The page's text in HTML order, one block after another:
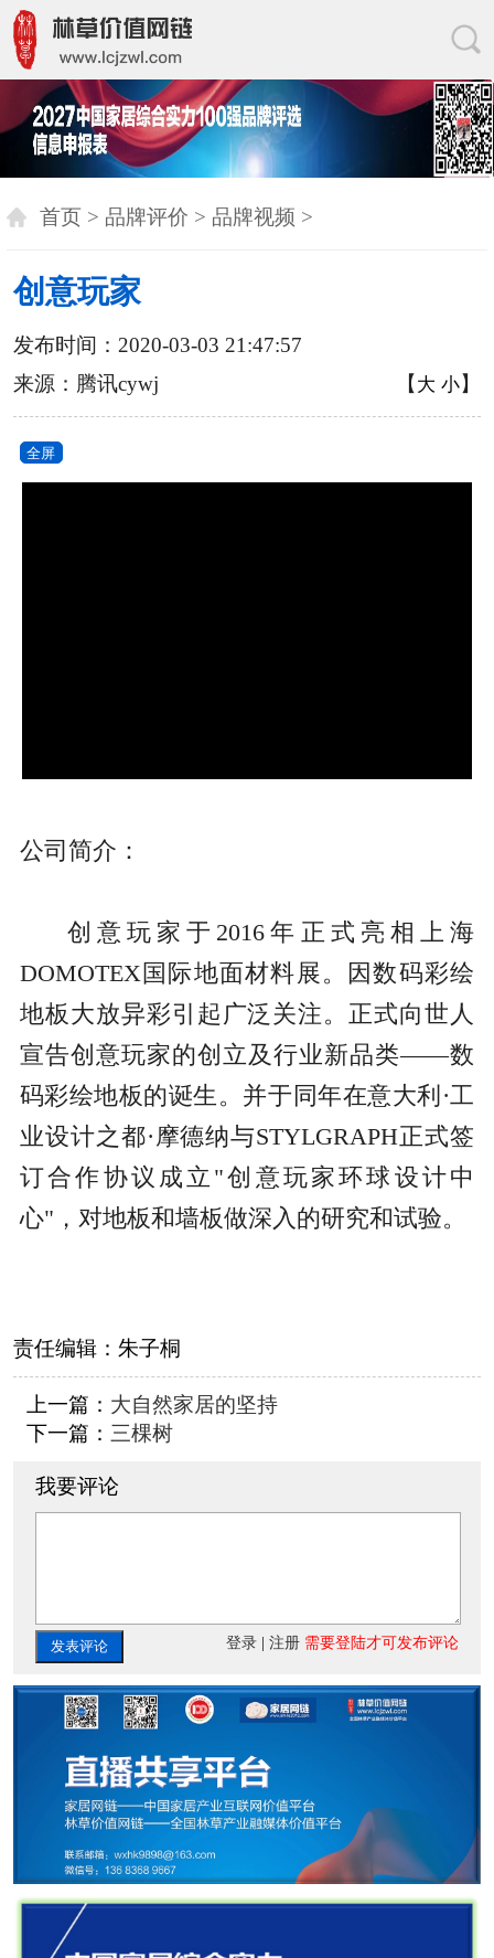
首页 > 品牌评价 > 品牌视频 >
创意玩家
发布时间：2020-03-03 21:47:57
来源：腾讯cywj
【 大 小】
全屏
公司简介：
创意玩家于2016年 正式亮相 上海
DOMOTEX国际地面材料展。因数码彩绘
地板大放异彩引起广泛关注。正式向世人
宣告创意玩家的创立及行业新品类——数
码彩绘地板的诞生。并于同年在意大利·工
业设计之都·摩德纳与STYLGRAPH正式签
订合作协议成立"创意玩家环球设计中
心"，对地板和墙板做深入的研究和试验。
责任编辑： 朱子桐
上一篇： 大自然家居的坚持
下一篇： 三棵树
我要评论
发表评论 登录 |注册 需要登陆才可发布评论